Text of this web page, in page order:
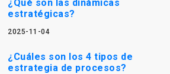
¿Qué son las dinámicas
estratégicas?
2025-11-04
¿Cuáles son los 4 tipos de
estrategia de procesos?